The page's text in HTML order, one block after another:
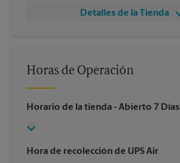
Detalles de la Tienda
Horas de Operación
Horario de la tienda - Abierto 7 Días
Hora de recolección de UPS Air